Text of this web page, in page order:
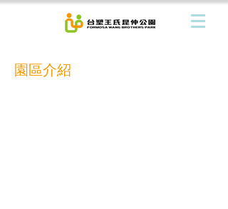
園區介紹